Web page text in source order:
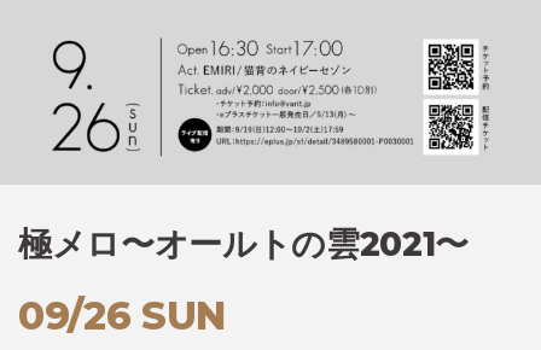
極メロ〜オールトの雲2021〜
09/26 SUN